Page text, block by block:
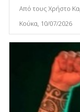
Από τους Χρήστο
Κούκα, 10/07/2026